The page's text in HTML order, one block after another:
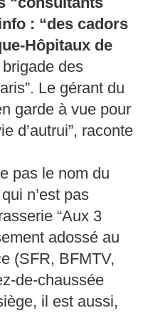
: “des cadors
Hôpitaux de
des
Le gérant du
garde à vue pour
d’autrui”, raconte
pas le nom du
n’est pas
“Aux 3
adossé au
(SFR, BFMTV,
de-chaussée
il est aussi,